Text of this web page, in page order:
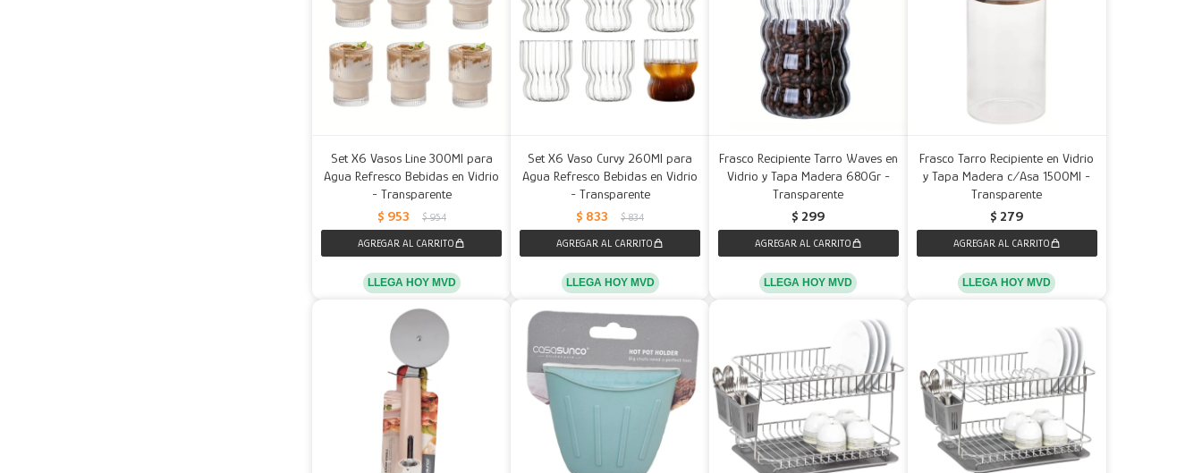
Set X6 Vasos Line 300Ml para
Agua Refresco Bebidas en Vidrio
- Transparente
$ 953 $ 954
LLEGA HOY MVD
Set X6 Vaso Curvy 260Ml para
Agua Refresco Bebidas en Vidrio
- Transparente
$ 833 $ 834
LLEGA HOY MVD
Frasco Recipiente Tarro Waves en
Vidrio y Tapa Madera 680Gr -
Transparente
$ 299
LLEGA HOY MVD
Frasco Tarro Recipiente en Vidrio
y Tapa Madera c/Asa 1500Ml -
Transparente
$ 279
LLEGA HOY MVD